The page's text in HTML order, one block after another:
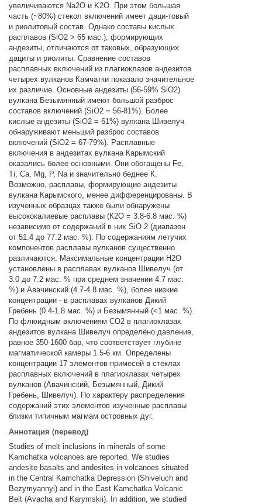
увеличиваются Na2O и K2O. При этом большая
часть (~80%) стекол включений имеет даци-товый
и риолитовый состав. Однако составы кислых
расплавов (SiO2 > 65 мас.), формирующих
андезиты, отличаются от таковых, образующих
дациты и риолиты. Сравнение составов
расплавных включений из плагиоклазов андезитов
четырех вулканов Камчатки показало значительное
их различие. Основные андезиты (56-59% SiO2)
вулкана Безымянный имеют большой разброс
составов включений (SiO2 = 56-81%). Более
кислые андезиты (SiO2 = 61%) вулкана Шивелуч
обнаруживают меньший разброс составов
включений (SiO2 = 67-79%). Расплавные
включения в андезитах вулкана Карымский
оказались более основными. Они обогащены Fe,
Ti, Ca, Mg, P, Na и значительно беднее К.
Возможно, расплавы, формирующие андезиты
вулкана Карымского, менее дифференцированы. В
изученных образцах также были обнаружены
высококалиевые расплавы (К2О = 3.8-6.8 мас. %)
независимо от содержаний в них SiO 2 (диапазон
от 51.4 до 77.2 мас. %). По содержаниям летучих
компонентов расплавы вулканов существенно
различаются. Максимальные концентрации Н2О
установлены в расплавах вулканов Шивелуч (от
3.0 до 7.2 мас. % при среднем значении 4.7 мас.
%) и Авачинский (4.7-4.8 мас. %), более низкие
концентрации - в расплавах вулканов Дикий
Гребень (0.4-1.8 мас. %) и Безымянный (<1 мас. %).
По флюидным включениям СО2 в плагиоклазах
андезитов вулкана Шивелуч определено давление,
равное 350-1600 бар, что соответствует глубине
магматической камеры 1.5-6 км. Определены
концентрации 17 элементов-примесей в стеклах
расплавных включений в плагиоклазах четырех
вулканов (Авачинский, Безымянный, Дикий
Гребень, Шивелуч). По характеру распределения
содержаний этих элементов изученные расплавы
близки типичным магмам островных дуг.
Аннотация (перевод)
Studies of melt inclusions in minerals of some
Kamchatka volcanoes are reported. We studies
andesite basalts and andesites in volcanoes situated
in the Central Kamchatka Depression (Shiveluch and
Bezymyannyi) and in the East Kamchatka Volcanic
Belt (Avacha and Karymskii). In addition, we studied